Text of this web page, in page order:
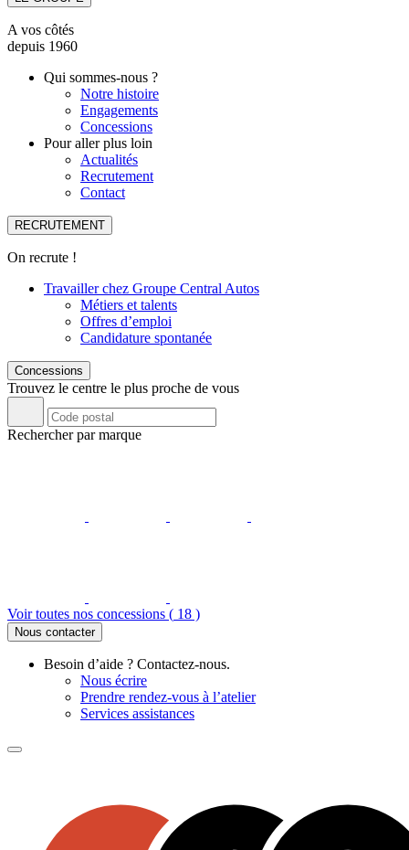
A vos côtés
depuis 1960
Qui sommes-nous ?
Notre histoire
Engagements
Concessions
Pour aller plus loin
Actualités
Recrutement
Contact
RECRUTEMENT
On recrute !
Travailler chez Groupe Central Autos
Métiers et talents
Offres d’emploi
Candidature spontanée
Concessions
Trouvez le centre le plus proche de vous
Rechercher par marque
Voir toutes nos concessions ( 18 )
Nous contacter
Besoin d’aide ? Contactez-nous.
Nous écrire
Prendre rendez-vous à l’atelier
Services assistances